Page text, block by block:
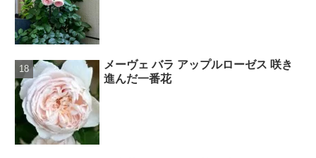
メーヴェ バラ アップルローゼス 咲き
進んだ一番花